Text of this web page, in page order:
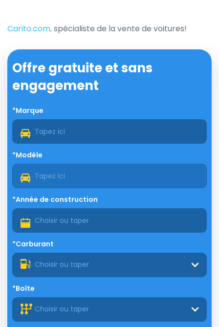
Carito.com,spécialiste de la vente de voitures!
Offre gratuite et sans
engagement
*Marque
*Modèle
*Année de construction
*Carburant
Choisir ou taper
*Boîte
Choisir ou taper